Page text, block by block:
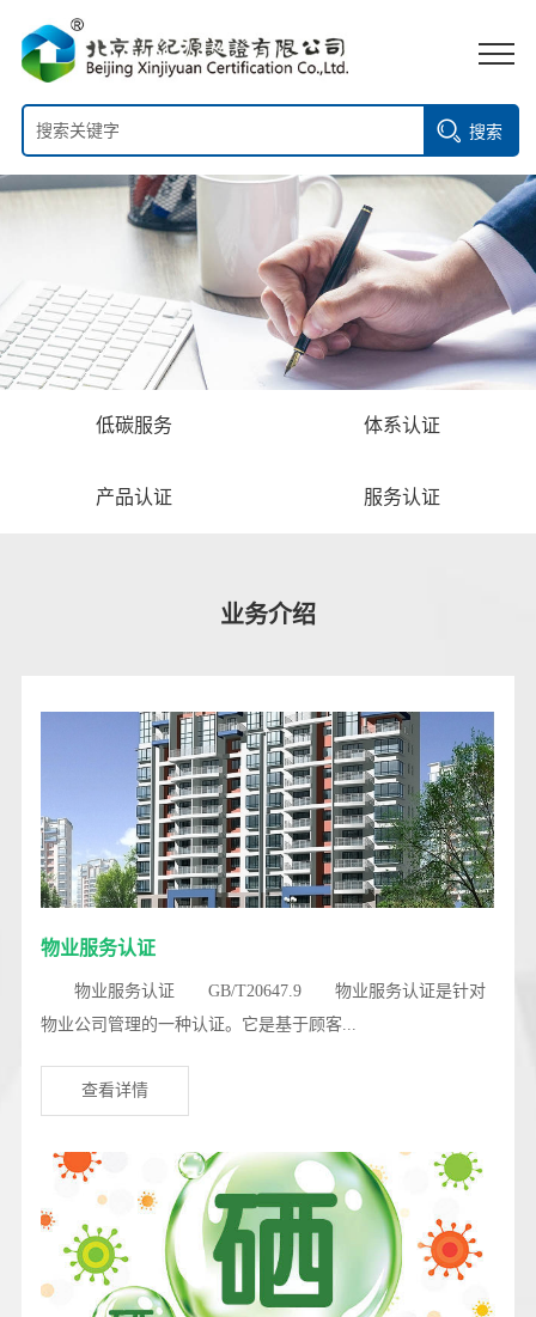
搜索
低碳服务 体系认证
产品认证 服务认证
业务介绍
物业服务认证
物业服务认证 GB/T20647.9 物业服务认证是针对
物业公司管理的一种认证。它是基于顾客...
查看详情